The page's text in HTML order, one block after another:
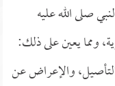
صلى الله عليه
ومما يعين على ذلك:
والإعراض عن